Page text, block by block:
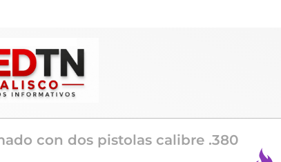
con dos pistolas calibre .380